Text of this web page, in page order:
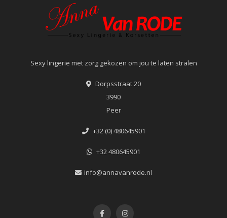
Sexy lingerie met zorg gekozen om jou te laten stralen
Dorpsstraat 20
3990
Peer
+32 (0) 480645901
+32 480645901
info@annavanrode.nl